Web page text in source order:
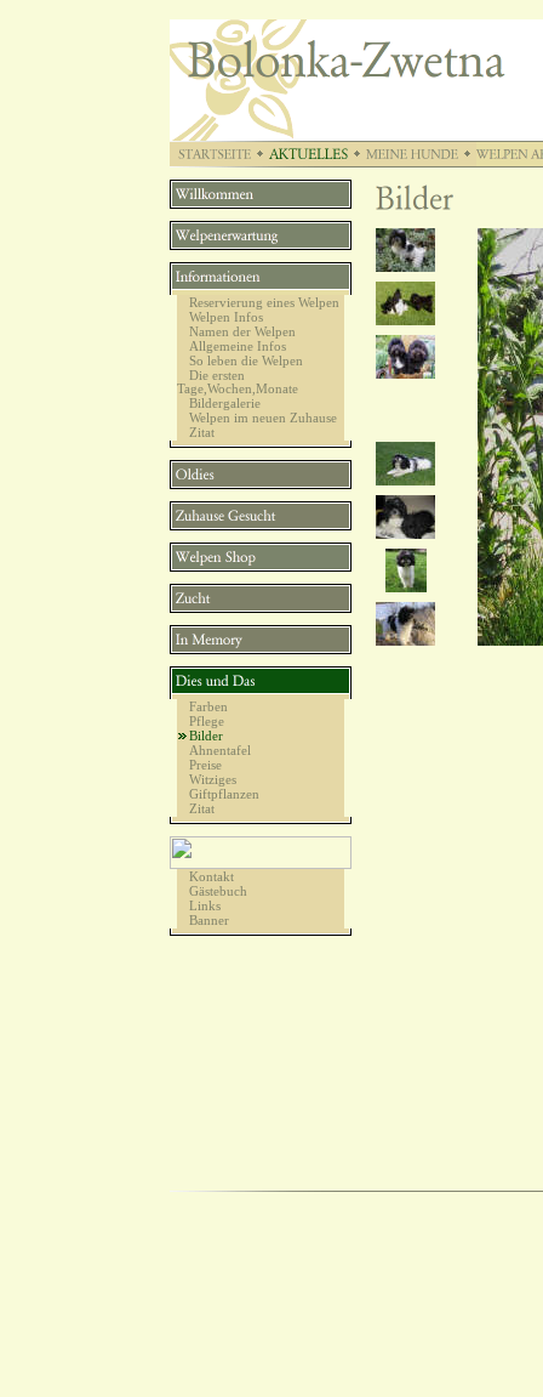
Reservierung eines Welpen
Welpen Infos
Namen der Welpen
Allgemeine Infos
So leben die Welpen
Die ersten
Tage,Wochen,Monate
Bildergalerie
Welpen im neuen Zuhause
Zitat
Farben
Pflege
Bilder
Ahnentafel
Preise
Witziges
Giftpflanzen
Zitat
Kontakt
Gästebuch
Links
Banner